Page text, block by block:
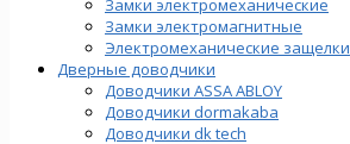
Замки электромагнитные
Электромеханические защелки
Дверные доводчики
Доводчики ASSA ABLOY
Доводчики dormakaba
Доводчики dk tech